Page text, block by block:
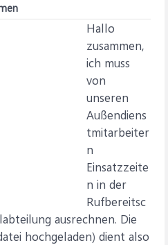
Hallo
zusammen,
ich muss
von
unseren
Außendiens
tmitarbeiter
n
Einsatzzeite
n in der
Rufbereitsc
ausrechnen. Die
hochgeladen) dient also